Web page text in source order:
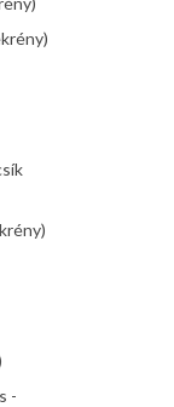
-